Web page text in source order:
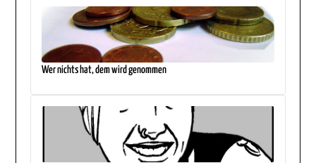
Wer nichts hat, dem wird genommen